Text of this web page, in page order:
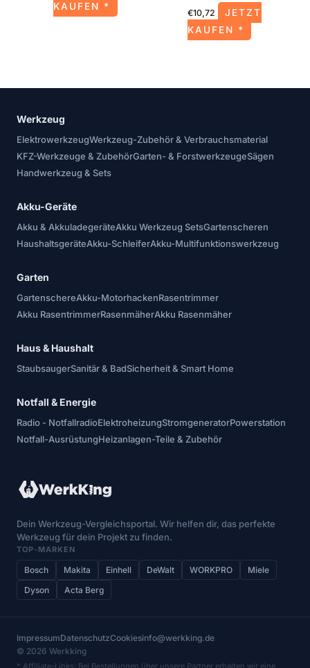
KAUFEN *
€10,72
JETZT
KAUFEN *
Werkzeug
ElektrowerkzeugWerkzeug-Zubehör & Verbrauchsmaterial
KFZ-Werkzeuge & ZubehörGarten- & ForstwerkzeugeSägen
Handwerkzeug & Sets
Akku-Geräte
Akku & AkkuladegeräteAkku Werkzeug SetsGartenscheren
HaushaltsgeräteAkku-SchleiferAkku-Multifunktionswerkzeug
Garten
GartenschereAkku-MotorhackenRasentrimmer
Akku RasentrimmerRasenmäherAkku Rasenmäher
Haus & Haushalt
StaubsaugerSanitär & BadSicherheit & Smart Home
Notfall & Energie
Radio - NotfallradioElektroheizungStromgeneratorPowerstation
Notfall-AusrüstungHeizanlagen-Teile & Zubehör
Dein Werkzeug-Vergleichsportal. Wir helfen dir, das perfekte
Werkzeug für dein Projekt zu finden.
TOP-MARKEN
Bosch Makita Einhell DeWalt WORKPRO
Miele
Dyson
Acta Berg
ImpressumDatenschutzCookiesinfo@werkking.de
© 2026 Werkking
* Affiliate-Links: Bei Bestellungen über unsere Partner erhalten wir eine